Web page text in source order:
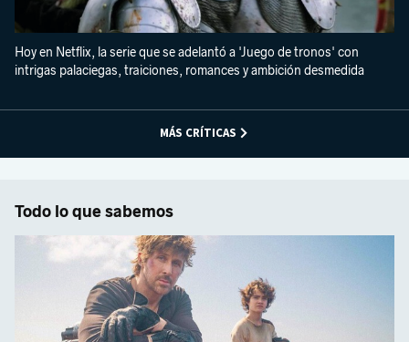
Hoy en Netflix, la serie que se adelantó a 'Juego de tronos' con
intrigas palaciegas, traiciones, romances y ambición desmedida
MÁS CRÍTICAS
Todo lo que sabemos